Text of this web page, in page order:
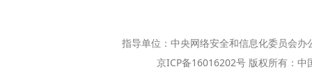
指导单位：中央网络安全和信息化委员会
京ICP备16016202号 版权所有：